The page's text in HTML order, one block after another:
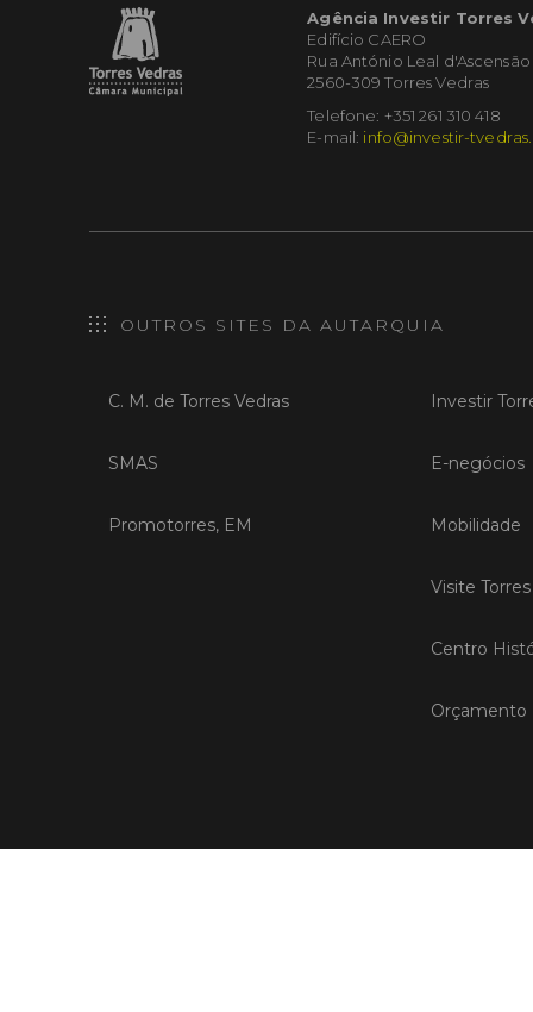
Agência Investir Torres
Edifício CAERO
Rua António Leal d'Ascensão
2560-309 Torres Vedras
Telefone: +351 261 310 418
E-mail: info@investir-
OUTROS SITES DA AUTARQUIA
C. M. de Torres Vedras
SMAS
Promotorres, EM
Investir
E-negócios
Mobilidade
Visite
Centro
Orçamento